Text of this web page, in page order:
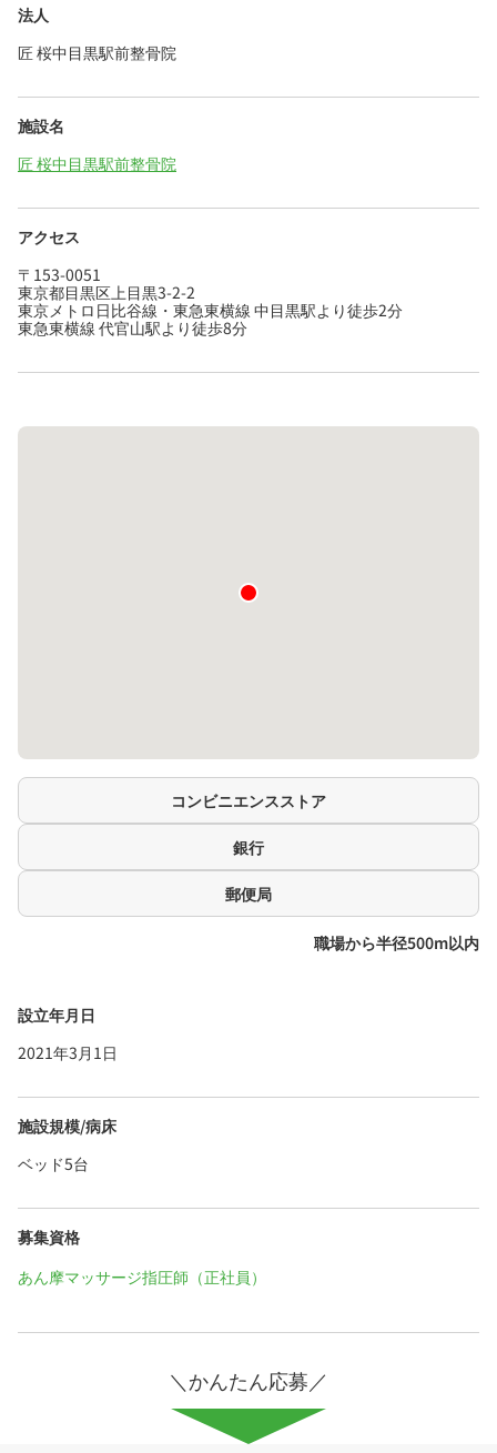
法人
匠 桜中目黒駅前整骨院
施設名
匠 桜中目黒駅前整骨院
アクセス
〒153-0051
東京都目黒区上目黒3-2-2
東京メトロ日比谷線・東急東横線 中目黒駅より徒歩2分
東急東横線 代官山駅より徒歩8分
コンビニエンスストア
銀行
郵便局
職場から半径500m以内
設立年月日
2021年3月1日
施設規模/病床
ベッド5台
募集資格
あん摩マッサージ指圧師（正社員）
＼かんたん応募／